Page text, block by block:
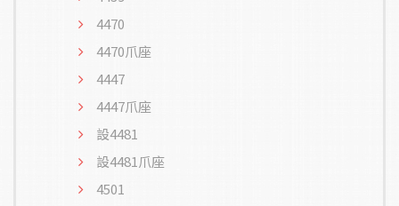
4470
4470爪座
4447
4447爪座
設4481
設4481爪座
4501